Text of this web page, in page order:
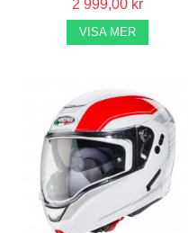
2 999,00 kr
VISA MER